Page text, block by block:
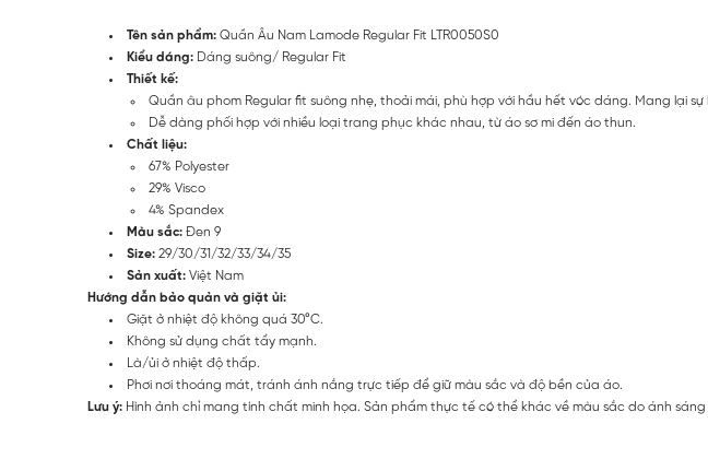
Tên sản phẩm: Quần Âu Nam Lamode Regular Fit LTR0050S0
Kiểu dáng: Dáng suông/ Regular Fit
Thiết kế:
Quần âu phom Regular fit suông nhẹ, thoải mái, phù hợp với hầu hết vóc dáng. Mang lại
Dễ dàng phối hợp với nhiều loại trang phục khác nhau, từ áo sơ mi đến áo thun.
Chất liệu:
67% Polyester
29% Visco
4% Spandex
Màu sắc: Đen 9
Size: 29/30/31/32/33/34/35
Sản xuất: Việt Nam
Hướng dẫn bảo quản và giặt ủi:
Giặt ở nhiệt độ không quá 30°C.
Không sử dụng chất tẩy mạnh.
Là/ủi ở nhiệt độ thấp.
Phơi nơi thoáng mát, tránh ánh nắng trực tiếp để giữ màu sắc và độ bền của áo.
Lưu ý: Hình ảnh chỉ mang tính chất minh họa. Sản phẩm thực tế có thể khác về màu sắc do ánh